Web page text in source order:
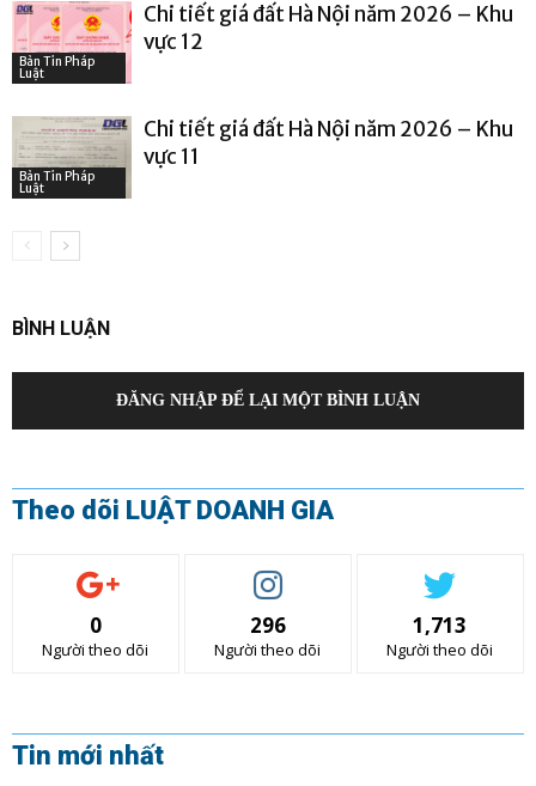
Bản Tin Pháp
Luật
Chi tiết giá đất Hà Nội năm 2026 – Khu
vực 12
Bản Tin Pháp
Luật
Chi tiết giá đất Hà Nội năm 2026 – Khu
vực 11
BÌNH LUẬN
ĐĂNG NHẬP ĐỂ LẠI MỘT BÌNH LUẬN
Theo dõi LUẬT DOANH GIA
0
Người theo dõi
296
Người theo dõi
1,713
Người theo dõi
Tin mới nhất